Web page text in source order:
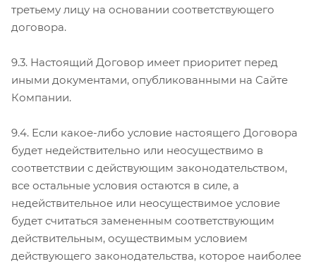
третьему лицу на основании соответствующего
договора.
9.3. Настоящий Договор имеет приоритет перед
иными документами, опубликованными на Сайте
Компании.
9.4. Если какое-либо условие настоящего Договора
будет недействительно или неосуществимо в
соответствии с действующим законодательством,
все остальные условия остаются в силе, а
недействительное или неосуществимое условие
будет считаться замененным соответствующим
действительным, осуществимым условием
действующего законодательства, которое наиболее